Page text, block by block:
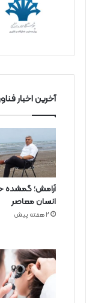
آخرین اخبار
آرامش؛ گمشده
انسان معاصر
2 هفته پیش